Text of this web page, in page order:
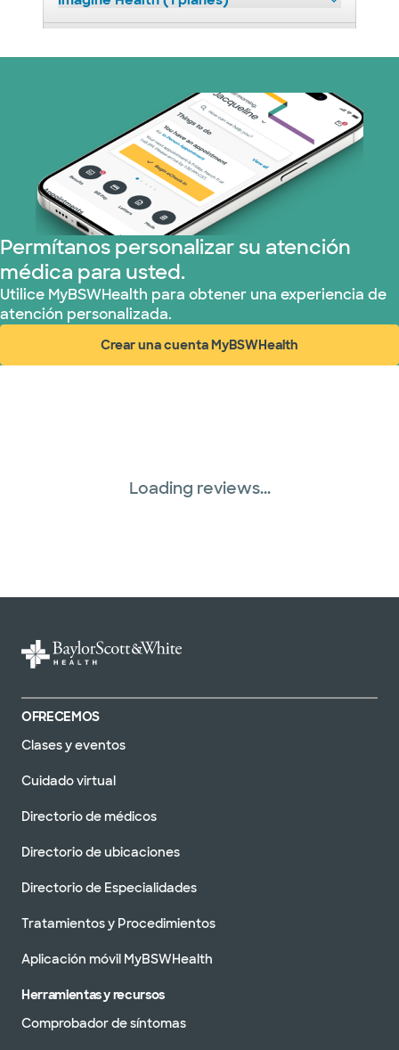
Medicare (1 planes)
Nebraska Furniture Mart (3 planes)
Red PHCS (1 planes)
Prism Electric (1 planes)
Plan de Salud Superior (17 planes)
TriWest HealthCare (2 planes)
United HealthCare (28 planes)
Permítanos personalizar su atención
médica para usted.
Utilice MyBSWHealth para obtener una experiencia de
atención personalizada.
Crear una cuenta MyBSWHealth
(abre en ventana nueva)
Loading reviews...
OFRECEMOS
Clases y eventos
Cuidado virtual
Directorio de médicos
Directorio de ubicaciones
Directorio de Especialidades
Tratamientos y Procedimientos
Aplicación móvil MyBSWHealth
Herramientas y recursos
Comprobador de síntomas